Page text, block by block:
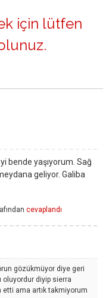
için lütfen
.
bende yaşıyorum. Sağ
geliyor. Galiba
cevaplandı
gözükmüyor diye geri
oluyordur diyip sierra
ama artık takmiyorum